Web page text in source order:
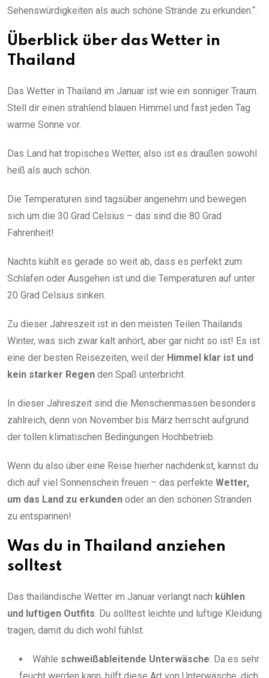
Sehenswürdigkeiten als auch schöne Strände zu erkunden.“.
Überblick über das Wetter in
Thailand
Das Wetter in Thailand im Januar ist wie ein sonniger Traum.
Stell dir einen strahlend blauen Himmel und fast jeden Tag
warme Sonne vor.
Das Land hat tropisches Wetter, also ist es draußen sowohl
heiß als auch schön.
Die Temperaturen sind tagsüber angenehm und bewegen
sich um die 30 Grad Celsius – das sind die 80 Grad
Fahrenheit!
Nachts kühlt es gerade so weit ab, dass es perfekt zum
Schlafen oder Ausgehen ist und die Temperaturen auf unter
20 Grad Celsius sinken.
Zu dieser Jahreszeit ist in den meisten Teilen Thailands
Winter, was sich zwar kalt anhört, aber gar nicht so ist! Es ist
eine der besten Reisezeiten, weil der Himmel klar ist und
kein starker Regen den Spaß unterbricht.
In dieser Jahreszeit sind die Menschenmassen besonders
zahlreich, denn von November bis März herrscht aufgrund
der tollen klimatischen Bedingungen Hochbetrieb.
Wenn du also über eine Reise hierher nachdenkst, kannst du
dich auf viel Sonnenschein freuen – das perfekte Wetter,
um das Land zu erkunden oder an den schönen Stränden
zu entspannen!
Was du in Thailand anziehen
solltest
Das thailändische Wetter im Januar verlangt nach kühlen
und luftigen Outfits . Du solltest leichte und luftige Kleidung
tragen, damit du dich wohl fühlst.
Wähle schweißableitende Unterwäsche: Da es sehr
feucht werden kann, hilft diese Art von Unterwäsche, dich